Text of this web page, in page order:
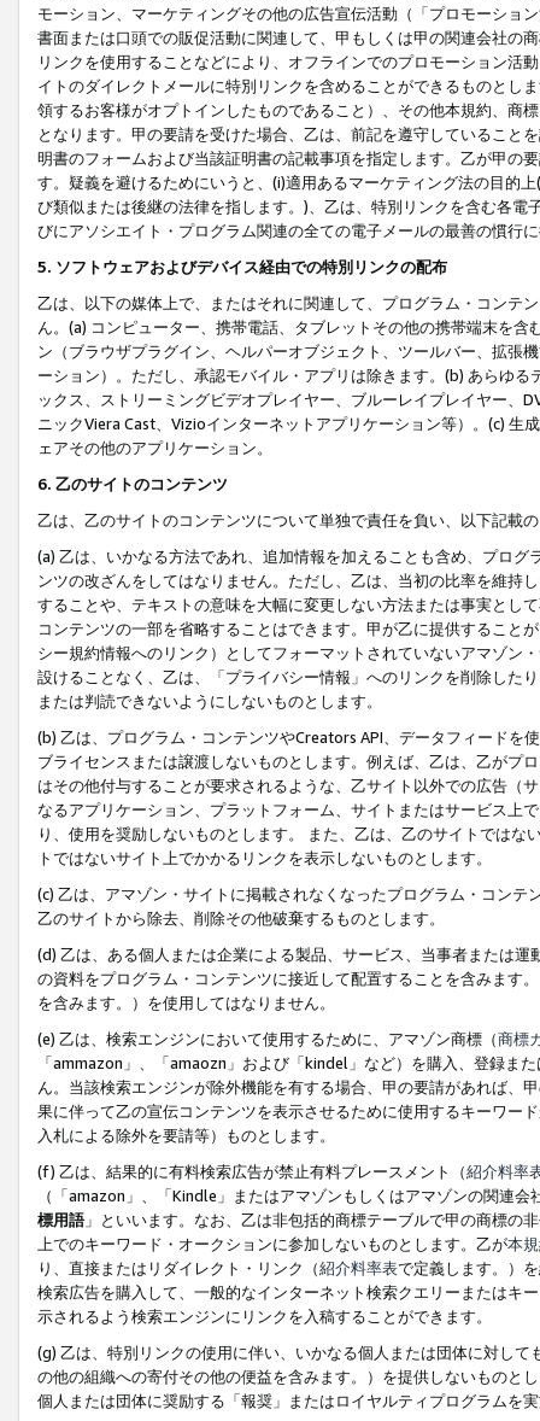
モーション、マーケティングその他の広告宣伝活動（「プロモーショ
書面または口頭での販促活動に関連して、甲もしくは甲の関連会社の
リンクを使用することなどにより、オフラインでのプロモーション活
イトのダイレクトメールに特別リンクを含めることができるものとし
領するお客様がオプトインしたものであること）、その他本規約、商
となります。甲の要請を受けた場合、乙は、前記を遵守していること
明書のフォームおよび当該証明書の記載事項を指定します。乙が甲の
す。疑義を避けるためにいうと、(i)適用あるマーケティング法の目的
び類似または後継の法律を指します。)、乙は、特別リンクを含む各
びにアソシエイト・プログラム関連の全ての電子メールの最善の慣行
5. ソフトウェアおよびデバイス経由での特別リンクの配布
乙は、以下の媒体上で、またはそれに関連して、プログラム・コンテ
ん。(a) コンピューター、携帯電話、タブレットその他の携帯端末を
ン（ブラウザプラグイン、ヘルパーオブジェクト、ツールバー、拡張
ーション）。ただし、承認モバイル・アプリは除きます。(b) あらゆ
ックス、ストリーミングビデオプレイヤー、ブルーレイプレイヤー、
ニックViera Cast、Vizioインターネットアプリケーション等）。(c)
ェアその他のアプリケーション。
6. 乙のサイトのコンテンツ
乙は、乙のサイトのコンテンツについて単独で責任を負い、以下記載
(a) 乙は、いかなる方法であれ、追加情報を加えることも含め、プロ
ンツの改ざんをしてはなりません。ただし、乙は、当初の比率を維持
することや、テキストの意味を大幅に変更しない方法または事実とし
コンテンツの一部を省略することはできます。甲が乙に提供すること
シー規約情報へのリンク）としてフォーマットされていないアマゾン
設けることなく、乙は、「プライバシー情報」へのリンクを削除した
または判読できないようにしないものとします。
(b) 乙は、プログラム・コンテンツやCreators API、データフィード
ブライセンスまたは譲渡しないものとします。例えば、乙は、乙がプ
はその他付与することが要求されるような、乙サイト以外での広告（
なるアプリケーション、プラットフォーム、サイトまたはサービス上
り、使用を奨励しないものとします。 また、乙は、乙のサイトでは
トではないサイト上でかかるリンクを表示しないものとします。
(c) 乙は、アマゾン・サイトに掲載されなくなったプログラム・コン
乙のサイトから除去、削除その他破棄するものとします。
(d) 乙は、ある個人または企業による製品、サービス、当事者または
の資料をプログラム・コンテンツに接近して配置することを含みます
を含みます。）を使用してはなりません。
(e) 乙は、検索エンジンにおいて使用するために、アマゾン商標（商標
「ammazon」、「amaozn」および「kindel」など）を購入、登録ま
ん。当該検索エンジンが除外機能を有する場合、甲の要請があれば、
果に伴って乙の宣伝コンテンツを表示させるために使用するキーワー
入札による除外を要請等）ものとします。
(f) 乙は、結果的に有料検索広告が禁止有料プレースメント（紹介料率
（「amazon」、「Kindle」またはアマゾンもしくはアマゾンの関連
標用語」といいます。なお、乙は非包括的商標テーブルで甲の商標の
上でのキーワード・オークションに参加しないものとします。乙が本
り、直接またはリダイレクト・リンク（紹介料率表で定義します。）
検索広告を購入して、一般的なインターネット検索クエリーまたはキ
示されるよう検索エンジンにリンクを入稿することができます。
(g) 乙は、特別リンクの使用に伴い、いかなる個人または団体に対し
の他の組織への寄付その他の便益を含みます。）を提供しないものと
個人または団体に奨励する「報奨」またはロイヤルティプログラムを